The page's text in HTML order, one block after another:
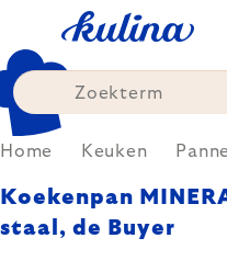
content
Home Keuken
Koekenpan
staal, de Buyer